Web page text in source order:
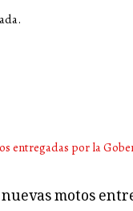
motos